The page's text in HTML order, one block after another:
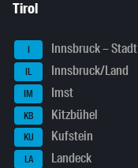
Tirol
I Innsbruck – Stadt
IL Innsbruck/Land
IM Imst
KB Kitzbühel
KU Kufstein
LA Landeck